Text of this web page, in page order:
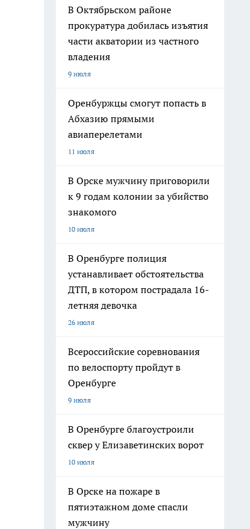
В Октябрьском районе
прокуратура добилась изъятия
части акватории из частного
владения
9 июля
Оренбуржцы смогут попасть в
Абхазию прямыми
авиаперелетами
11 июля
В Орске мужчину приговорили
к 9 годам колонии за убийство
знакомого
10 июля
В Оренбурге полиция
устанавливает обстоятельства
ДТП, в котором пострадала 16-
летняя девочка
26 июля
Всероссийские соревнования
по велоспорту пройдут в
Оренбурге
9 июля
В Оренбурге благоустроили
сквер у Елизаветинских ворот
10 июля
В Орске на пожаре в
пятиэтажном доме спасли
мужчину